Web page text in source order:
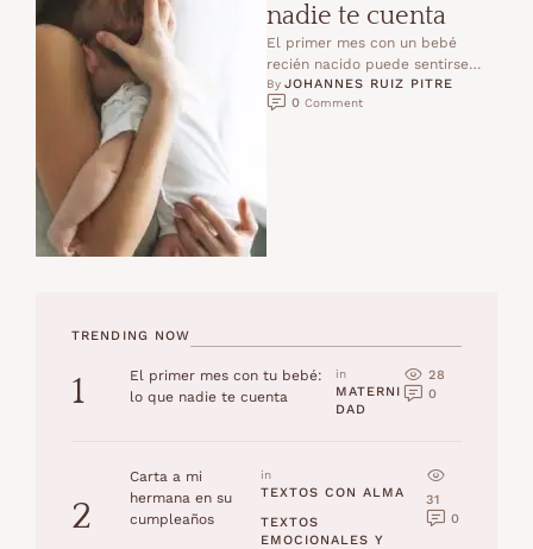
nadie te cuenta
El primer mes con un bebé
recién nacido puede sentirse
intenso, caótico y
emocionalmente desbordante.
By JOHANNES RUIZ PITRE
0 Comment
TRENDING NOW
1
El primer mes con tu bebé:
lo que nadie te cuenta
in
MATERNI
DAD
28
0
2
Carta a mi
hermana en su
cumpleaños
in
TEXTOS CON ALMA
TEXTOS
EMOCIONALES Y
31
0